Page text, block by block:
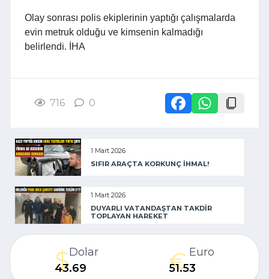
Olay sonrası polis ekiplerinin yaptığı çalışmalarda
evin metruk olduğu ve kimsenin kalmadığı
belirlendi. İHA
716 0
1 Mart 2026
SIFIR ARAÇTA KORKUNÇ İHMAL!
1 Mart 2026
DUYARLI VATANDAŞTAN TAKDİR
TOPLAYAN HAREKET
Dolar
43.69
Euro
51.53